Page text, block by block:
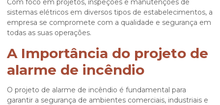
Com foco em projetos, inspeções e manutenções de
sistemas elétricos em diversos tipos de estabelecimentos, a
empresa se compromete com a qualidade e segurança em
todas as suas operações.
A Importância do projeto de
alarme de incêndio
O projeto de alarme de incêndio é fundamental para
garantir a segurança de ambientes comerciais, industriais e